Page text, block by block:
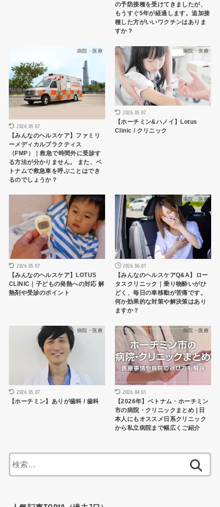
の予防接種を受けてきましたが、
もうすぐ5年が経過します。追加接
種した方がいいワクチンはありま
すか？
病院・医療
2026.05.07
【みんなのヘルスケア】ファミリ
ーメディカルプラクティス
（FMP）｜救急で時間外に受診す
る方法が分かりません。 また、ベ
トナムで救急車を呼ぶことはでき
るのでしょうか？
病院・医療
2026.05.07
【ホーチミン&ハノイ】Lotus
Clinic / クリニック
病院・医療
2026.05.07
【みんなのヘルスケア】LOTUS
CLINIC｜子どもの発熱への対応 解
熱剤や受診のポイント
病院・医療
2026.06.01
【みんなのヘルスケアQ&A】ロー
タスクリニック｜乗り物酔いがひ
どく、毎日の車移動が苦痛です。
何か効果的な対策や解決策はあり
ますか？
病院・医療
2026.05.07
【ホーチミン】ありが歯科 / 歯科
病院・医療
2026.04.01
【2026年】ベトナム・ホーチミン
市の病院・クリニックまとめ | 日
本人にもオススメ日系クリニック
から私立病院まで幅広くご紹介
索: